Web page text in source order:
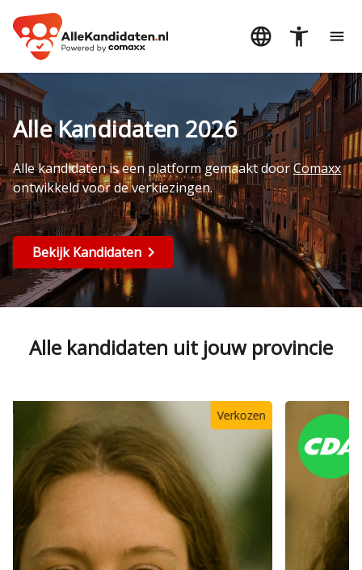
Alle Kandidaten 2026
Alle kandidaten is een platform gemaakt doorComaxx
ontwikkeld voor de verkiezingen.
Bekijk Kandidaten
Alle kandidaten uit jouw provincie